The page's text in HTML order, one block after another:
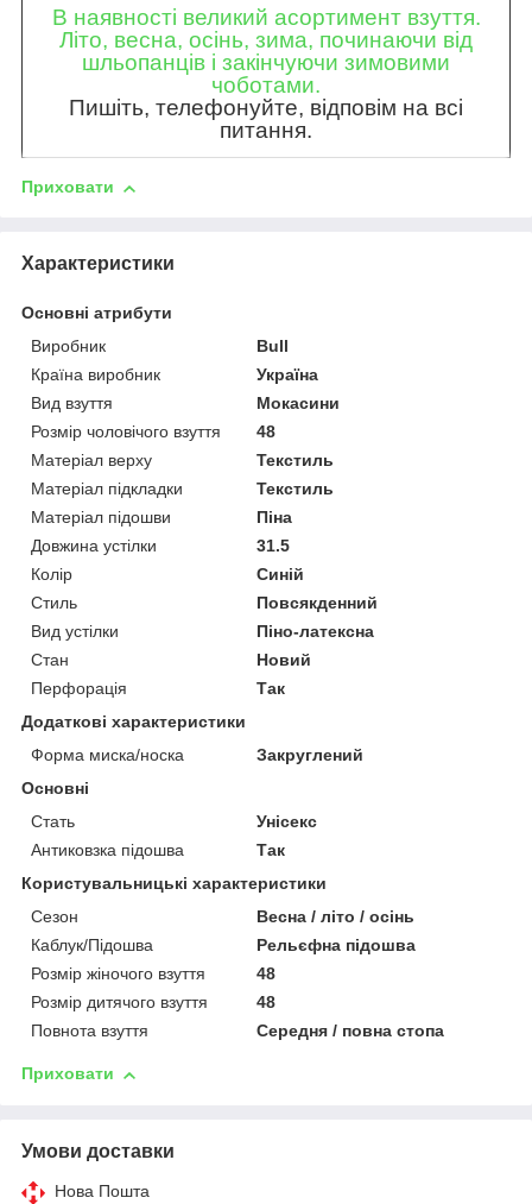
В наявності великий асортимент взуття.
Літо, весна, осінь, зима, починаючи від
шльопанців і закінчуючи зимовими
чоботами.
Пишіть, телефонуйте, відповім на всі
питання.
Приховати
Характеристики
Основні атрибути
Виробник
Bull
Країна виробник
Україна
Вид взуття
Мокасини
Розмір чоловічого взуття
48
Матеріал верху
Текстиль
Матеріал підкладки
Текстиль
Матеріал підошви
Піна
Довжина устілки
31.5
Колір
Синій
Стиль
Повсякденний
Вид устілки
Піно-латексна
Стан
Новий
Перфорація
Так
Додаткові характеристики
Форма миска/носка
Закруглений
Основні
Стать
Унісекс
Антиковзка підошва
Так
Користувальницькі характеристики
Сезон
Весна / літо / осінь
Каблук/Підошва
Рельєфна підошва
Розмір жіночого взуття
48
Розмір дитячого взуття
48
Повнота взуття
Середня / повна стопа
Приховати
Умови доставки
Нова Пошта